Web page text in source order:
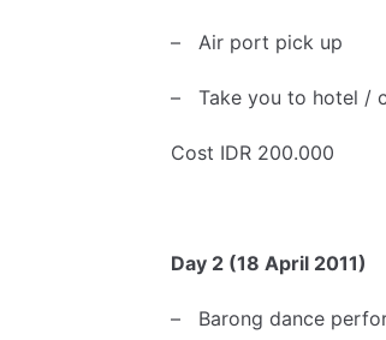
– Air port pick up
– Take you to hotel /
Cost IDR 200.000
Day 2 (18 April 2011)
– Barong dance